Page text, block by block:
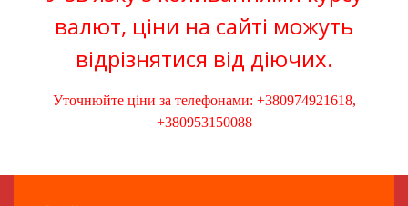
валют, ціни на сайті можуть
відрізнятися від діючих.
Уточнюйте ціни за телефонами: +380974921618,
+380953150088